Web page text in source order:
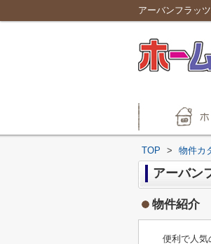
TOP > 物件カ
アーバン
物件紹介
便利で人気